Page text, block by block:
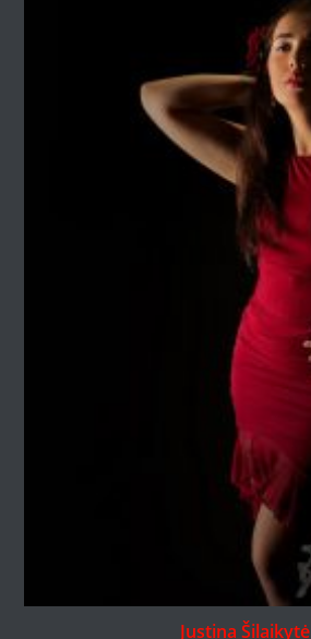
Justina Šilaikytė